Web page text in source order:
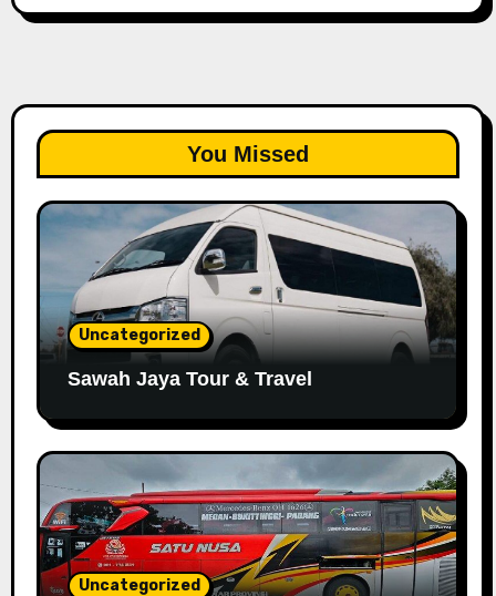
You Missed
Uncategorized
Sawah Jaya Tour & Travel
Uncategorized